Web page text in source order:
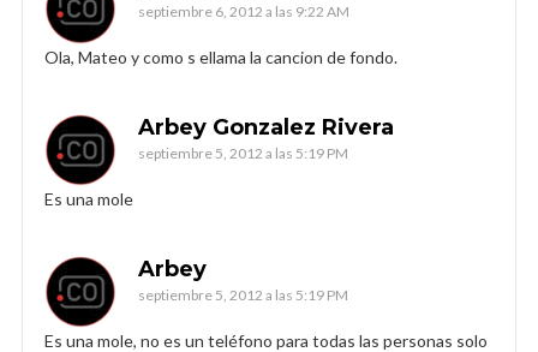
septiembre 6, 2012 a las 9:22 AM
Ola, Mateo y como s ellama la cancion de fondo.
Arbey Gonzalez Rivera
septiembre 5, 2012 a las 5:19 PM
Es una mole
Arbey
septiembre 5, 2012 a las 5:19 PM
Es una mole, no es un teléfono para todas las personas solo